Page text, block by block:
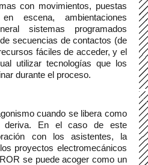
con movimientos, puestas
escena, ambientaciones
sistemas programados
secuencias de contactos (de
fáciles de acceder, y el
utilizar tecnologías que los
durante el proceso.
cuando se libera como
En el caso de este
con los asistentes, la
proyectos electromecánicos
se puede acoger como un